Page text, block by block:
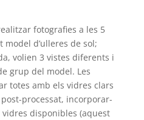
fotografies a les 5
model d’ulleres de sol;
volien 3 vistes diferents i
grup del model. Les
totes amb els vidres clars
processat, incorporar-
disponibles (aquest